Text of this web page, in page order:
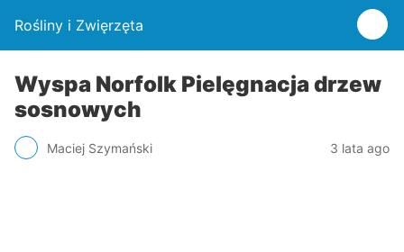
Rośliny i Zwięrzęta
Wyspa Norfolk Pielęgnacja drzew
sosnowych
Maciej Szymański 3 lata ago